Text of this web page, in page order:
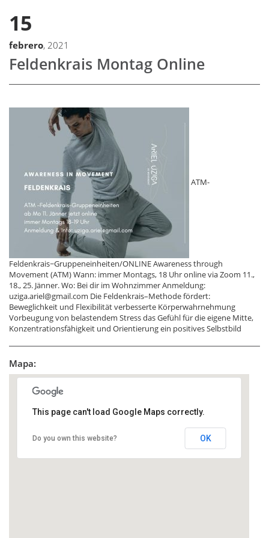
15
febrero, 2021
Feldenkrais Montag Online
ATM-
Feldenkrais~Gruppeneinheiten/ONLINE Awareness through
Movement (ATM) Wann: immer Montags, 18 Uhr online via Zoom 11.,
18., 25. Jänner. Wo: Bei dir im Wohnzimmer Anmeldung:
uziga.ariel@gmail.com Die Feldenkrais–Methode fördert:
Beweglichkeit und Flexibilität verbesserte Körperwahrnehmung
Vorbeugung von belastendem Stress das Gefühl für die eigene Mitte,
Konzentrationsfähigkeit und Orientierung ein positives Selbstbild
Mapa:
This page can't load Google Maps correctly.
Do you own this website? OK